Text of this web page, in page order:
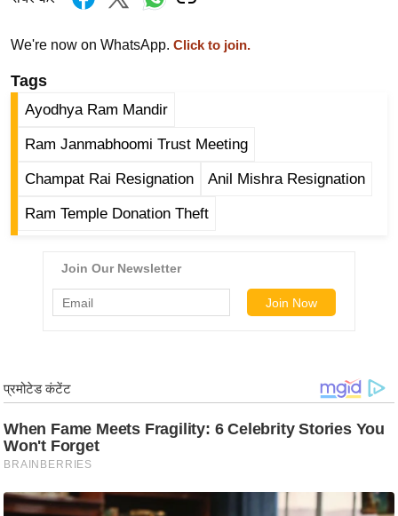
i
n
N
e
s
टे
लॉ
जी
टी
We're now on WhatsApp. Click to join.
Tags
Ayodhya Ram Mandir
Ram Janmabhoomi Trust Meeting
Champat Rai Resignation Anil Mishra Resignation
Ram Temple Donation Theft